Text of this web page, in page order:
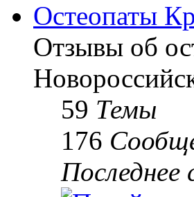
Остеопаты
Отзывы об
59 Темы
176
Последнее